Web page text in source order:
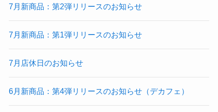
7月新商品：第2弾リリースのお知らせ
7月新商品：第1弾リリースのお知らせ
7月店休日のお知らせ
6月新商品：第4弾リリースのお知らせ（デカフェ）